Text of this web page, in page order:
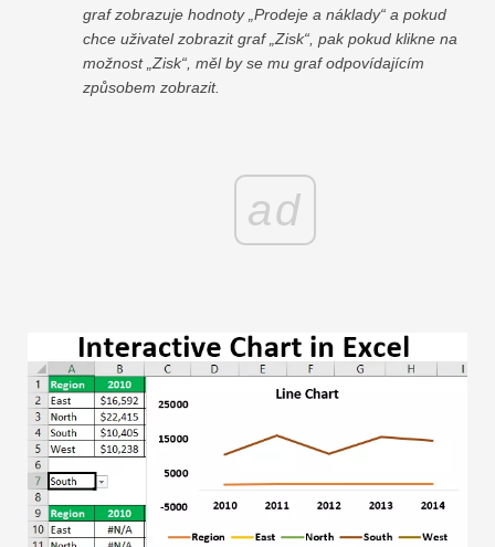
graf zobrazuje hodnoty „Prodeje a náklady“ a pokud
chce uživatel zobrazit graf „Zisk“, pak pokud klikne na
možnost „Zisk“, měl by se mu graf odpovídajícím
způsobem zobrazit.
ad